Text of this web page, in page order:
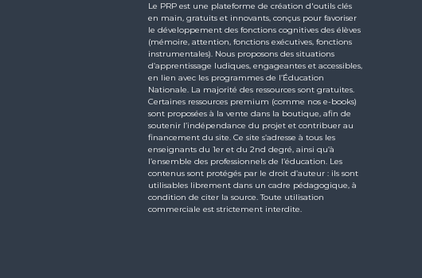
Le PRP est une plateforme de création d'outils clés
en main, gratuits et innovants, conçus pour favoriser
le développement des fonctions cognitives des élèves
(mémoire, attention, fonctions exécutives, fonctions
instrumentales). Nous proposons des situations
d’apprentissage ludiques, engageantes et accessibles,
en lien avec les programmes de l’Éducation
Nationale. La majorité des ressources sont gratuites.
Certaines ressources premium (comme nos e-books)
sont proposées à la vente dans la boutique, afin de
soutenir l’indépendance du projet et contribuer au
financement du site. Ce site s’adresse à tous les
enseignants du 1er et du 2nd degré, ainsi qu’à
l’ensemble des professionnels de l’éducation. Les
contenus sont protégés par le droit d’auteur : ils sont
utilisables librement dans un cadre pédagogique, à
condition de citer la source. Toute utilisation
commerciale est strictement interdite.